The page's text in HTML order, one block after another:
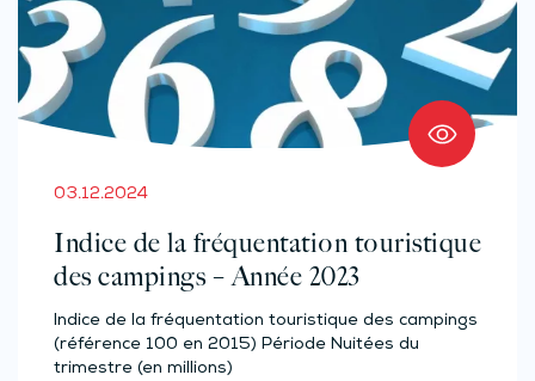
03.12.2024
Indice de la fréquentation touristique
des campings – Année 2023
Indice de la fréquentation touristique des campings
(référence 100 en 2015) Période Nuitées du
trimestre (en millions)